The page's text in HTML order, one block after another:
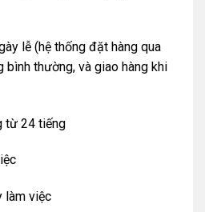
lễ (hệ thống đặt hàng qua
thường, và giao hàng khi
từ 24 tiếng
làm việc